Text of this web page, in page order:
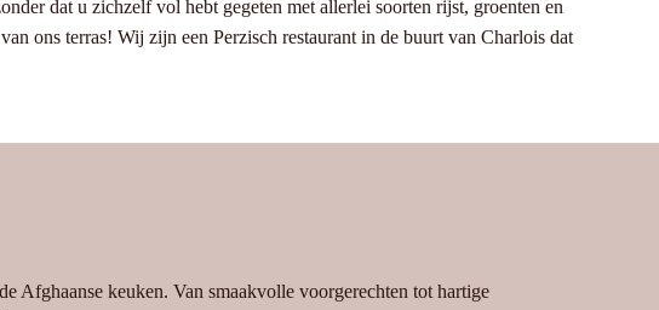
dat u zichzelf vol hebt gegeten met allerlei soorten rijst, groenten en
ons terras! Wij zijn een Perzisch restaurant in de buurt van Charlois dat
Afghaanse keuken. Van smaakvolle voorgerechten tot hartige